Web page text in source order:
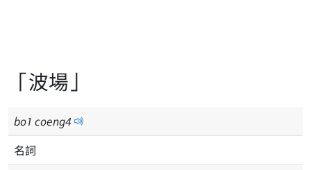
「波場」
bo1 coeng4
名詞